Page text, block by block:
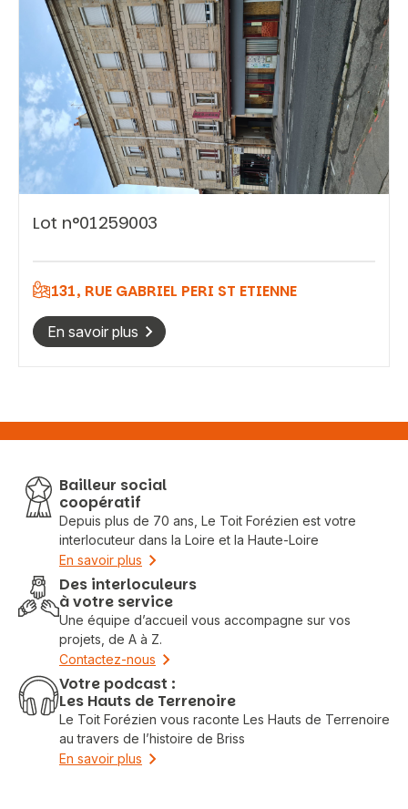
Vous recherchez&nbsp;:
Lot n°01259003
131, RUE GABRIEL PERI ST ETIENNE
En savoir plus
Bailleur social
coopératif
Depuis plus de 70 ans, Le Toit Forézien est votre
interlocuteur dans la Loire et la Haute-Loire
En savoir plus
Des interloculeurs
à votre service
Une équipe d’accueil vous accompagne sur vos
projets, de A à Z.
Contactez-nous
Votre podcast :
Les Hauts de Terrenoire
Le Toit Forézien vous raconte Les Hauts de Terrenoire
au travers de l’histoire de Briss
En savoir plus